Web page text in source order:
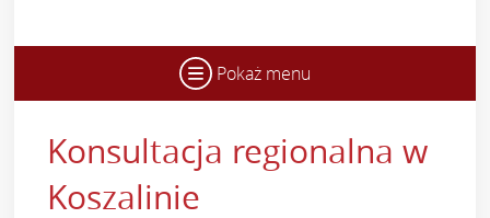
Pokaż menu
Konsultacja regionalna w
Koszalinie